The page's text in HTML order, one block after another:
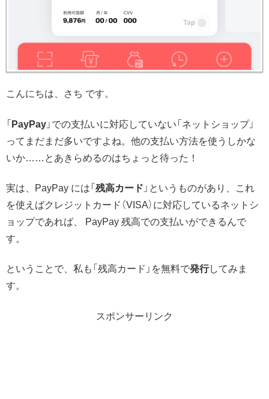
こんにちは、さち です。
「 PayPay 」での支払いに対応していない「ネットショップ」
ってまだまだ多いですよね。他の支払い方法を使うしかな
いか……とあきらめるのはちょっと待った！
実は、PayPay には「 残高カード 」というものがあり、これ
を使えばクレジットカード（VISA）に対応しているネットシ
ョップであれば、 PayPay 残高での支払いができるんで
す。
ということで、私も「残高カード」を無料で発行してみま
す。
スポンサーリンク